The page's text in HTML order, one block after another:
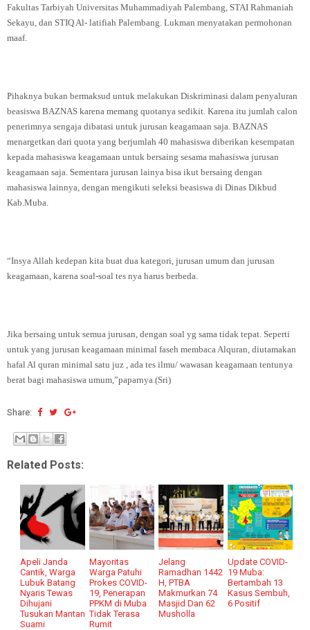
Fakultas Tarbiyah Universitas Muhammadiyah Palembang, STAI Rahmaniah
Sekayu, dan STIQ Al- latifiah Palembang. Lukman menyatakan permohonan
maaf.
Pihaknya bukan bermaksud untuk melakukan Diskriminasi dalam penyaluran
beasiswa BAZNAS karena memang quotanya sedikit. Karena itu jumlah calon
penerimnya sengaja dibatasi untuk jurusan keagamaan saja. BAZNAS
menargetkan dari quota yang berjumlah 40 mahasiswa diberikan kesempatan
kepada mahasiswa keagamaan untuk bersaing sesama mahasiswa jurusan
keagamaan saja. Sementara jurusan lainya bisa ikut bersaing dengan
mahasiswa lainnya, dengan mengikuti seleksi beasiswa di Dinas Dikbud
Kab.Muba.
“Insya Allah kedepan kita buat dua kategori, jurusan umum dan jurusan
keagamaan, karena soal-soal tes nya harus berbeda.
Jika bersaing untuk semua jurusan, dengan soal yg sama tidak tepat. Seperti
untuk yang jurusan keagamaan minimal faseh membaca Alquran, diutamakan
hafal Al quran minimal satu juz , ada tes ilmu/ wawasan keagamaan tentunya
berat bagi mahasiswa umum,”paparnya.(Sri)
Share:
Related Posts:
Apeli Janda
Cantik, Warga
Lubuk Batang
Nyaris Tewas
Dihujani
Tusukan Mantan
Suami
Mayoritas
Warga Patuhi
Prokes COVID-
19, Penerapan
PPKM di Muba
Tidak Terasa
Rumit
Jelang
Ramadhan 1442
H, PTBA
Makmurkan 74
Masjid Dan 62
Musholla
Update COVID-
19 Muba:
Bertambah 13
Kasus Sembuh,
6 Positif